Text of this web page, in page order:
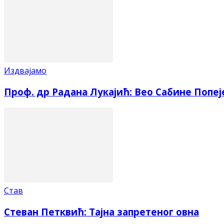
Издвајамо
Проф. др Радана Лукајић: Вео Сабине
Став
Стеван Петквић: Тајна запретеног овна